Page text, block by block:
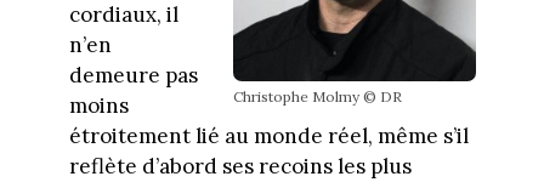
Christophe Molmy © DR
cordiaux, il
n’en
demeure pas
moins
étroitement lié au monde réel, même s’il
reflète d’abord ses recoins les plus